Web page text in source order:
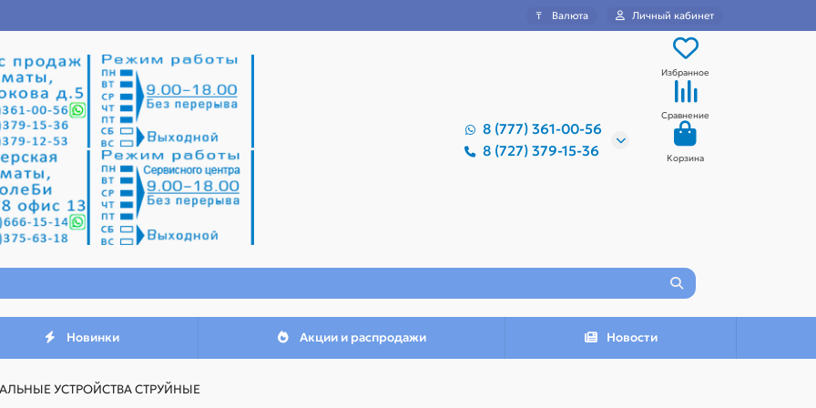
₸ Валюта Личный кабинет
8 (777) 361-00-56
8 (727) 379-15-36
Избранное
Сравнение
Корзина
Новинки Акции и распродажи Новости
УСТРОЙСТВА СТРУЙНЫЕ